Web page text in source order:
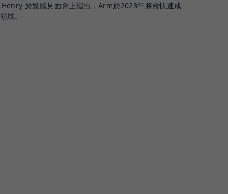
於媒體見面會上指出，Arm於2023年將會快速成
域。